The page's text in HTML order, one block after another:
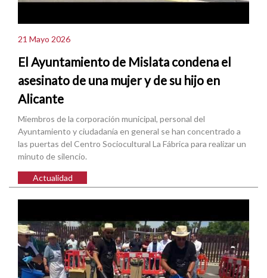
21 Mayo 2026
El Ayuntamiento de Mislata condena el
asesinato de una mujer y de su hijo en
Alicante
Miembros de la corporación municipal, personal del
Ayuntamiento y ciudadanía en general se han concentrado a
las puertas del Centro Sociocultural La Fábrica para realizar un
minuto de silencio.
Actualidad